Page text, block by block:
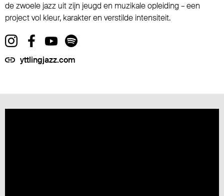
de zwoele jazz uit zijn jeugd en muzikale opleiding – een
project vol kleur, karakter en verstilde intensiteit.
yttlingjazz.com